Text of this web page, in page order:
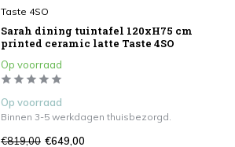
Taste 4SO
Sarah dining tuintafel 120xH75 cm
printed ceramic latte Taste 4SO
Op voorraad
Op voorraad
Binnen 3-5 werkdagen thuisbezorgd.
€819,00 €649,00